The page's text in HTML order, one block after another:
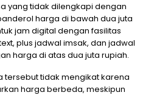
yang tidak dilengkapi dengan
harga di bawah dua juta
jam digital dengan fasilitas
plus jadwal imsak, dan jadwal
harga di atas dua juta rupiah.
tersebut tidak mengikat karena
harga berbeda, meskipun